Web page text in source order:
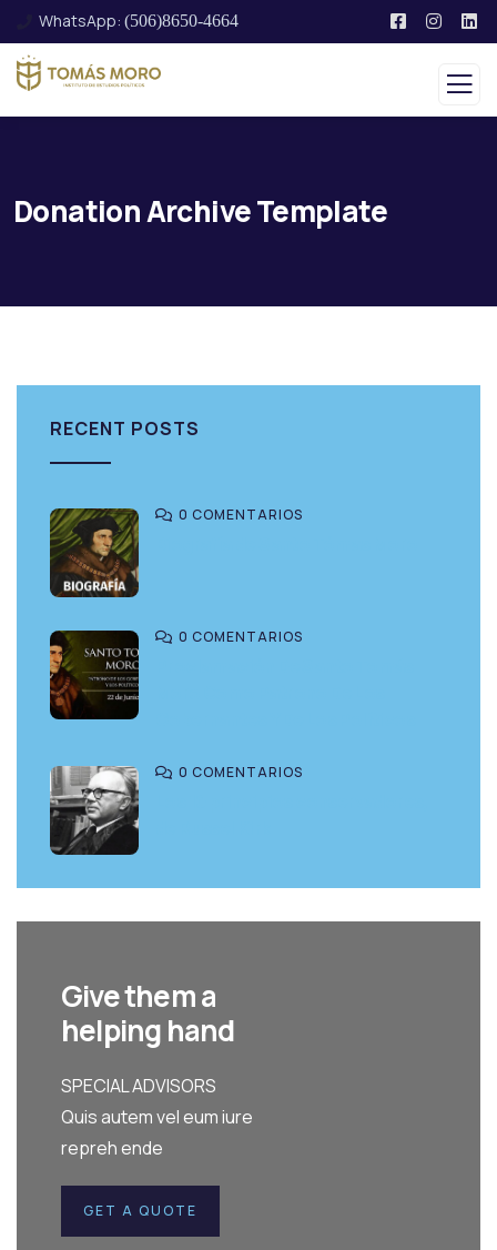
WhatsApp: (506)8650-4664
Donation Archive Template
RECENT POSTS
0 COMENTARIOS
0 COMENTARIOS
0 COMENTARIOS
Give them a
helping hand
SPECIAL ADVISORS
Quis autem vel eum iure
repreh ende
GET A QUOTE